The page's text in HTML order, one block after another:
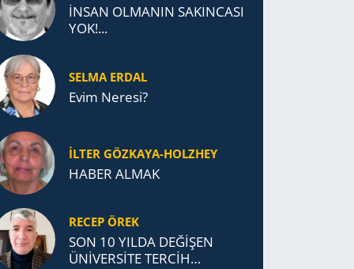
İNSAN OLMANIN SAKINCASI
YOK!...
SELMA ERDAL
Evim Neresi?
İLTER GÖZKAYA-HOLZHEY
HABER ALMAK
RECEP ÖREK
SON 10 YILDA DEĞİŞEN
ÜNİVERSİTE TERCİH